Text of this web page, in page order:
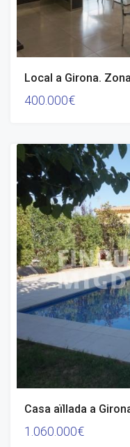
Local a Girona.
400.000€
Casa aïllada a
1.060.000€